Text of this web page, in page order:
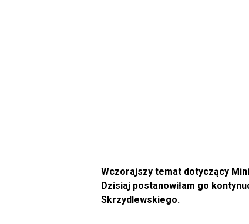
Wczorajszy temat dotyczący
Dzisiaj postanowiłam go
Skrzydlewskiego.